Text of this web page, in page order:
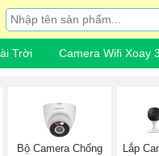
Trời Camera Wifi Xoay
Bộ Camera Chống
Lắp